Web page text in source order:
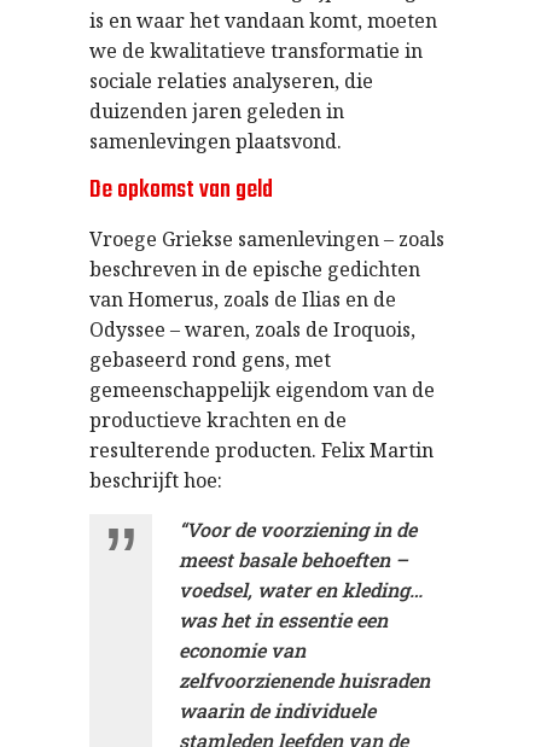
is en waar het vandaan komt, moeten
we de kwalitatieve transformatie in
sociale relaties analyseren, die
duizenden jaren geleden in
samenlevingen plaatsvond.
De opkomst van geld
Vroege Griekse samenlevingen – zoals
beschreven in de epische gedichten
van Homerus, zoals de Ilias en de
Odyssee – waren, zoals de Iroquois,
gebaseerd rond gens, met
gemeenschappelijk eigendom van de
productieve krachten en de
resulterende producten. Felix Martin
beschrijft hoe:
“Voor de voorziening in de
meest basale behoeften –
voedsel, water en kleding…
was het in essentie een
economie van
zelfvoorzienende huisraden
waarin de individuele
stamleden leefden van de